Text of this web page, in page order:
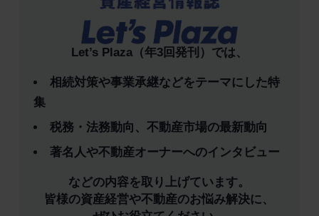
Let’s Plaza（年3回発刊）では、
相続対策や事業承継などをテーマにした特
集
税務・法務動向、不動産市場の最新動向
著名人や不動産オーナーへのインタビュー
などの内容を取り上げています。
皆様の資産経営や不動産のお悩み解決に、